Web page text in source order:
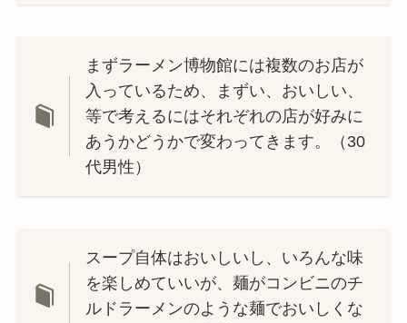
まずラーメン博物館には複数のお店が
入っているため、まずい、おいしい、
等で考えるにはそれぞれの店が好みに
あうかどうかで変わってきます。（30
代男性）
スープ自体はおいしいし、いろんな味
を楽しめていいが、麺がコンビニのチ
ルドラーメンのような麺でおいしくな